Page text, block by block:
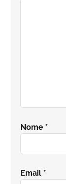
Nome *
Email *